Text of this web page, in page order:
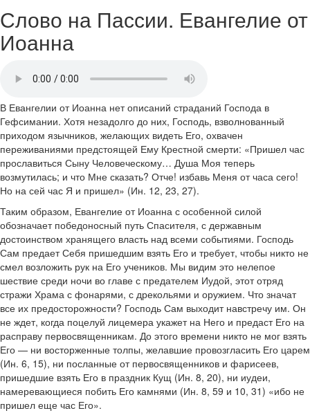
Слово на Пассии. Евангелие от
Иоанна
В Евангелии от Иоанна нет описаний страданий Господа в
Гефсимании. Хотя незадолго до них, Господь, взволнованный
приходом язычников, желающих видеть Его, охвачен
переживаниями предстоящей Ему Крестной смерти: «Пришел час
прославиться Сыну Человеческому… Душа Моя теперь
возмутилась; и что Мне сказать? Отче! избавь Меня от часа сего!
Но на сей час Я и пришел» (Ин. 12, 23, 27).
Таким образом, Евангелие от Иоанна с особенной силой
обозначает победоносный путь Спасителя, с державным
достоинством хранящего власть над всеми событиями. Господь
Сам предает Себя пришедшим взять Его и требует, чтобы никто не
смел возложить рук на Его учеников. Мы видим это нелепое
шествие среди ночи во главе с предателем Иудой, этот отряд
стражи Храма с фонарями, с дрекольями и оружием. Что значат
все их предосторожности? Господь Сам выходит навстречу им. Он
не ждет, когда поцелуй лицемера укажет на Него и предаст Его на
расправу первосвященникам. До этого времени никто не мог взять
Его — ни восторженные толпы, желавшие провозгласить Его царем
(Ин. 6, 15), ни посланные от первосвященников и фарисеев,
пришедшие взять Его в праздник Кущ (Ин. 8, 20), ни иудеи,
намеревающиеся побить Его камнями (Ин. 8, 59 и 10, 31) «ибо не
пришел еще час Его».